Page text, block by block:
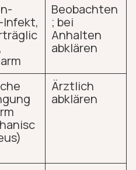
Infekt,
Beobachten
; bei
Anhalten
abklären
Ärztlich
abklären